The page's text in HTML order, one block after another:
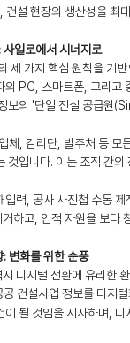
건설 현장의 생산성을 최
일로에서 시너지로
세 가지 핵심 원칙을 기반
의 PC, 스마트폰, 그리고
보의 '단일 진실 공급
체, 감리단, 발주처 등 모
것입니다. 이는 조직 간
입력, 공사 사진첩 수동
하고, 인적 자원을 보다
변화를 위한 순풍
디지털 전환에 유리한
건설사업 정보를 디지
이 될 것임을 시사하며,